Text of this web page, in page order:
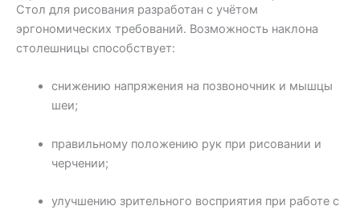
Стол для рисования разработан с учётом
эргономических требований. Возможность наклона
столешницы способствует:
снижению напряжения на позвоночник и мышцы
шеи;
правильному положению рук при рисовании и
черчении;
улучшению зрительного восприятия при работе с